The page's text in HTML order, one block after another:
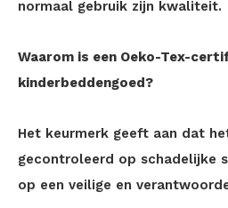
normaal gebruik zijn kwaliteit.
Waarom is een Oeko-Tex-
kinderbeddengoed?
Het keurmerk geeft aan dat
gecontroleerd op schadelijke
op een veilige en